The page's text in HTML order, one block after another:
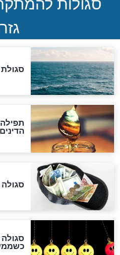
המסמך
במרתפי
הנדיר של
"מודה
לכל המאמרים
אחרית